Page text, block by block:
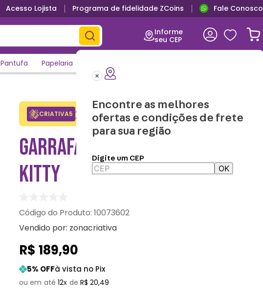
Produtos oficiais Frete
Acesso Lojista Programa de fidelidade ZCoins Fale Conosco
Informe
seu CEP
Encontre as melhores
ofertas e condições de frete
para sua região
Digite um CEP
OK
Pantufa Papelaria
CRIATIVA5 Adicione o cupom no carrinho e
ganhe desconto na 1a compra.
Copiar
GARRAFA CAPSULE HELLO
KITTY
:10073602
Vendido por: zonacriativa
R$ 189,90
5% OFFà vista no Pix
12 R$ 20,49